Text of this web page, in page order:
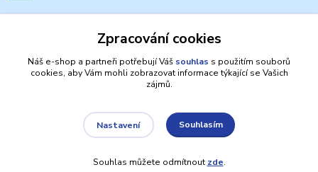
Vytvořeno na
Eshop-rychle.cz
Zpracování cookies
Náš e-shop a partneři potřebují Váš souhlas s použitím souborů
cookies, aby Vám mohli zobrazovat informace týkající se Vašich
zájmů.
Nastavení Souhlasím
Souhlas můžete odmítnout zde.